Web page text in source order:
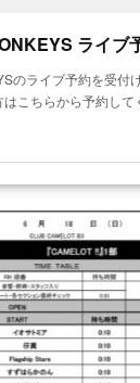
ライブ
のライブ予約を受付
はこちらから予約し